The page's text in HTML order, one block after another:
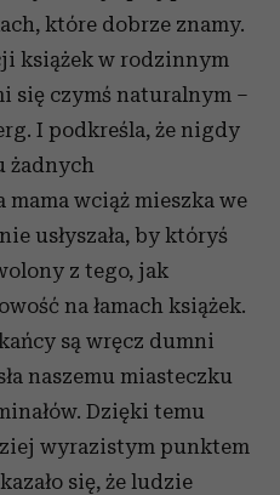
które dobrze znamy.
książek w rodzinnym
się czymś naturalnym –
I podkreśla, że nigdy
żadnych
wciąż mieszka we
usłyszała, by któryś
z tego, jak
na łamach książek.
są wręcz dumni
naszemu miasteczku
Dzięki temu
wyrazistym punktem
się, że ludzie